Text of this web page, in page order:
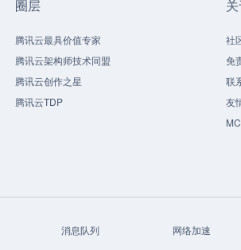
圈层
腾讯云最具价值专家
腾讯云架构师技术同盟
腾讯云创作之星
腾讯云TDP
社
免
联
友
消息队列
网络加速